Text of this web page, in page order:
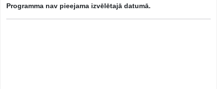
Programma nav pieejama izvēlētajā datumā.